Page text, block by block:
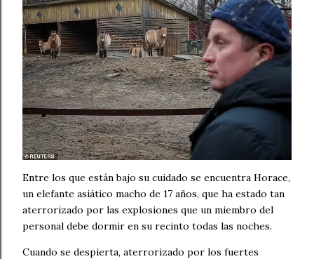
Entre los que están bajo su cuidado se encuentra Horace,
un elefante asiático macho de 17 años, que ha estado tan
aterrorizado por las explosiones que un miembro del
personal debe dormir en su recinto todas las noches.
Cuando se despierta, aterrorizado por los fuertes